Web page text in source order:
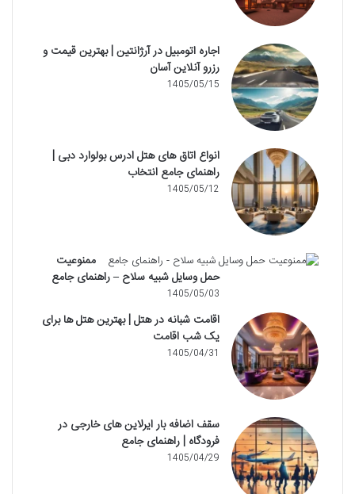
اجاره اتومبیل در آرژانتین | بهترین قیمت و
رزرو آنلاین آسان
1405/05/15
انواع اتاق های هتل ادرس بولوارد دبی |
راهنمای جامع انتخاب
1405/05/12
ممنوعیت
حمل وسایل شبیه سلاح – راهنمای جامع
1405/05/03
اقامت شبانه در هتل | بهترین هتل ها برای
یک شب اقامت
1405/04/31
سقف اضافه بار ایرلاین های خارجی در
فرودگاه | راهنمای جامع
1405/04/29